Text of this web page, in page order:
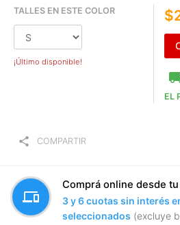
TALLES EN ESTE COLOR
¡Último disponible!
EL
share COMPARTIR
devices
Comprá online desde tu
3 y 6 cuotas sin interés
seleccionados (excluye